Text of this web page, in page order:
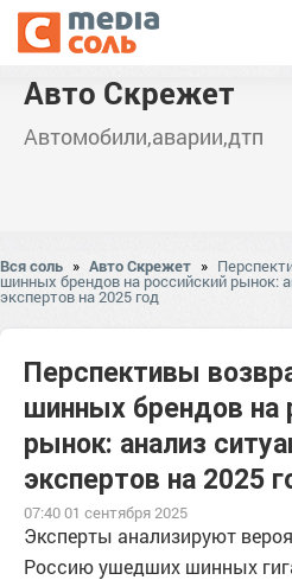
Авто Скрежет
Автомобили,аварии,дтп
Вся соль » Авто Скрежет »
шинных брендов на российский рынок:
экспертов на 2025 год
Перспективы
шинных брендов на
рынок: анализ
экспертов на 2025
07:40 01 сентября 2025
Эксперты анализируют
Россию ушедших шинных